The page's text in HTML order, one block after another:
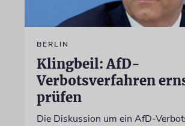
BERLIN
Klingbeil: AfD-
Verbotsverfahren
prüfen
Die Diskussion um ein AfD-